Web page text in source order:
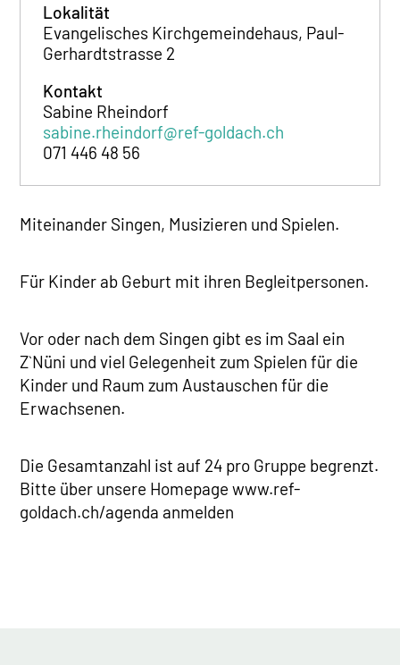
Lokalität
Evangelisches Kirchgemeindehaus, Paul-
Gerhardtstrasse 2
Kontakt
Sabine Rheindorf
sabine.rheindorf@ref-goldach.ch
071 446 48 56
Miteinander Singen, Musizieren und Spielen.
Für Kinder ab Geburt mit ihren Begleitpersonen.
Vor oder nach dem Singen gibt es im Saal ein
Z`Nüni und viel Gelegenheit zum Spielen für die
Kinder und Raum zum Austauschen für die
Erwachsenen.
Die Gesamtanzahl ist auf 24 pro Gruppe begrenzt.
Bitte über unsere Homepage www.ref-
goldach.ch/agenda anmelden